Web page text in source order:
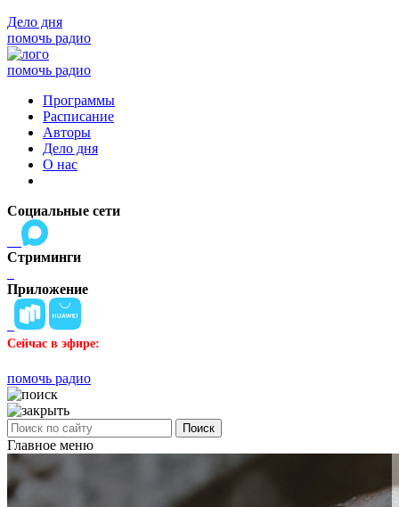
Дело дня
помочь радио
помочь радио
Программы
Расписание
Авторы
Дело дня
О нас
Социальные сети
Стриминги
Приложение
Сейчас в эфире:
помочь радио
Поиск
Главное меню